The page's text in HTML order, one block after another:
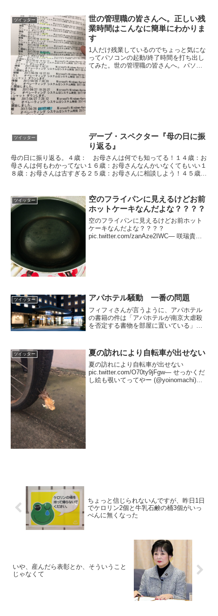
ツイッター
世の管理職の皆さんへ。正しい残
業時間はこんなに簡単にわかりま
す
1人だけ残業しているのでちょっと気にな
ってパソコンの起動/終了時間を打ち出し
てみた。世の管理職の皆さんへ。パソコ
ツイッター
デーブ・スペクター『母の日に振
り返る』
母の日に振り返る。４歳： お母さんは何でも知ってる！１４歳：お
母さんは何もわかってない１６歳：お母さんなんかいなくてもいい１
８歳：お母さんは古すぎる２５歳：お母さんに相談しよう！４５歳：
ツイッター
空のフライパンに見えるけどお前
ホットケーキなんだよな？？？？
空のフライパンに見えるけどお前ホット
ケーキなんだよな？？？？
pic.twitter.com/zanAze2IWC— 咲瑞貴り
ツイッター アパホテル騒動 一番の問題
フィフィさんが言うように、アパホテル
の書籍の件は「アパホテルが南京大虐殺
を否定する書物を部屋に置いている」で
件です。それが、言論の自由を保証され
ている日本に於ける、最も...
ツイッター 夏の訪れにより自転車が出せない
夏の訪れにより自転車が出せない
pic.twitter.com/O70ty9jFgw— せっかくだ
し絵も覗いてってやー (@yoinomachi)
ちょっと信じられないんですが、昨日1日
でケロリン2個と牛乳石鹸の桶3個がいっ
ぺんに無くなった
いや、産んだら表彰とか、そういうこと
じゃなくて